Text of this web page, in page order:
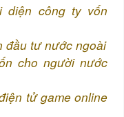
diện công ty vốn
đầu tư nước ngoài
cho người nước
tử game online